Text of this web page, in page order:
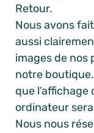
Retour.
Nous avons
aussi
images de nos
notre
que
ordinateur
Nous nous